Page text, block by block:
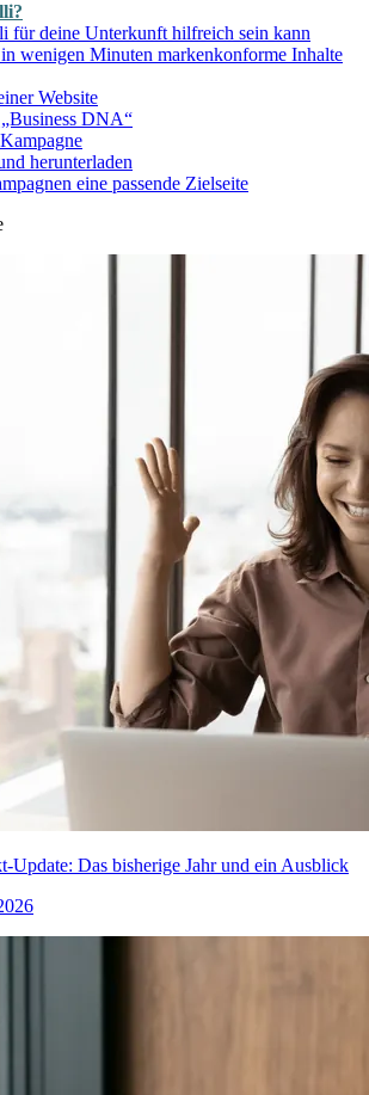
für deine Unterkunft hilfreich sein kann
in wenigen Minuten markenkonforme Inhalte
Website
DNA“
herunterladen
eine passende Zielseite
Update: Das bisherige Jahr und ein Ausblick